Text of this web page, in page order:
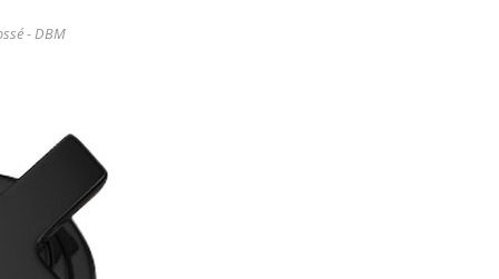
- DBM